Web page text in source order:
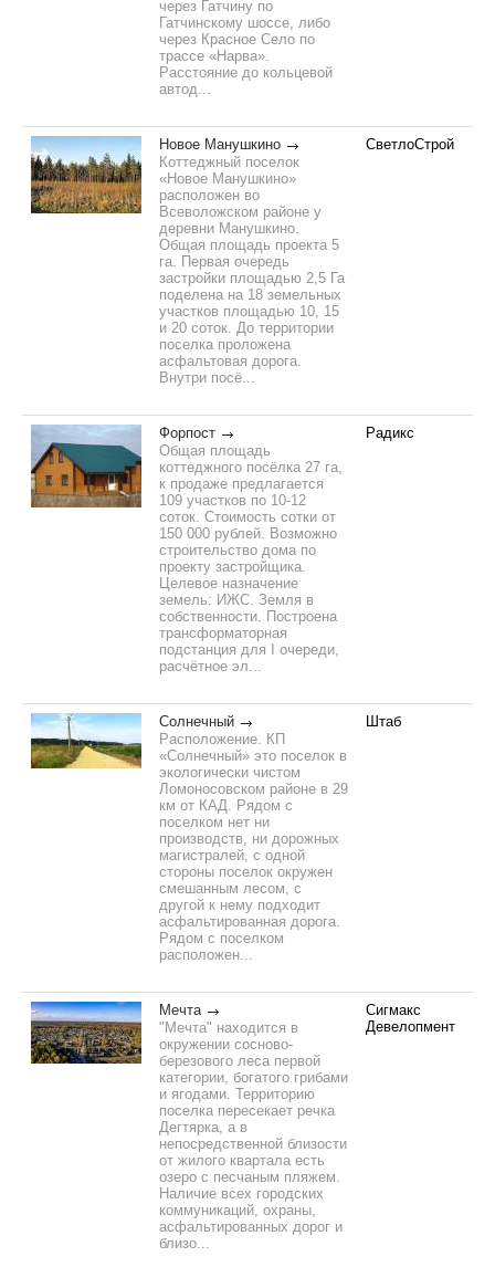
через Гатчину по
Гатчинскому шоссе, либо
через Красное Село по
трассе «Нарва».
Расстояние до кольцевой
автод...
Новое Манушкино
Коттеджный поселок
«Новое Манушкино»
расположен во
Всеволожском районе у
деревни Манушкино.
Общая площадь проекта 5
га. Первая очередь
застройки площадью 2,5 Га
поделена на 18 земельных
участков площадью 10, 15
и 20 соток. До территории
поселка проложена
асфальтовая дорога.
Внутри посё...
СветлоСтрой
Форпост
Общая площадь
коттеджного посёлка 27 га,
к продаже предлагается
109 участков по 10-12
соток. Стоимость сотки от
150 000 рублей. Возможно
строительство дома по
проекту застройщика.
Целевое назначение
земель: ИЖС. Земля в
собственности. Построена
трансформаторная
подстанция для I очереди,
расчётное эл...
Радикс
Солнечный
Расположение. КП
«Солнечный» это поселок в
экологически чистом
Ломоносовском районе в 29
км от КАД. Рядом с
поселком нет ни
производств, ни дорожных
магистралей, с одной
стороны поселок окружен
смешанным лесом, с
другой к нему подходит
асфальтированная дорога.
Рядом с поселком
расположен...
Штаб
Мечта
"Мечта" находится в
окружении сосново-
березового леса первой
категории, богатого грибами
и ягодами. Территорию
поселка пересекает речка
Дегтярка, а в
непосредственной близости
от жилого квартала есть
озеро с песчаным пляжем.
Наличие всех городских
коммуникаций, охраны,
асфальтированных дорог и
близо...
Сигмакс
Девелопмент